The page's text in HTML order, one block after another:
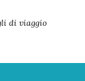
di viaggio